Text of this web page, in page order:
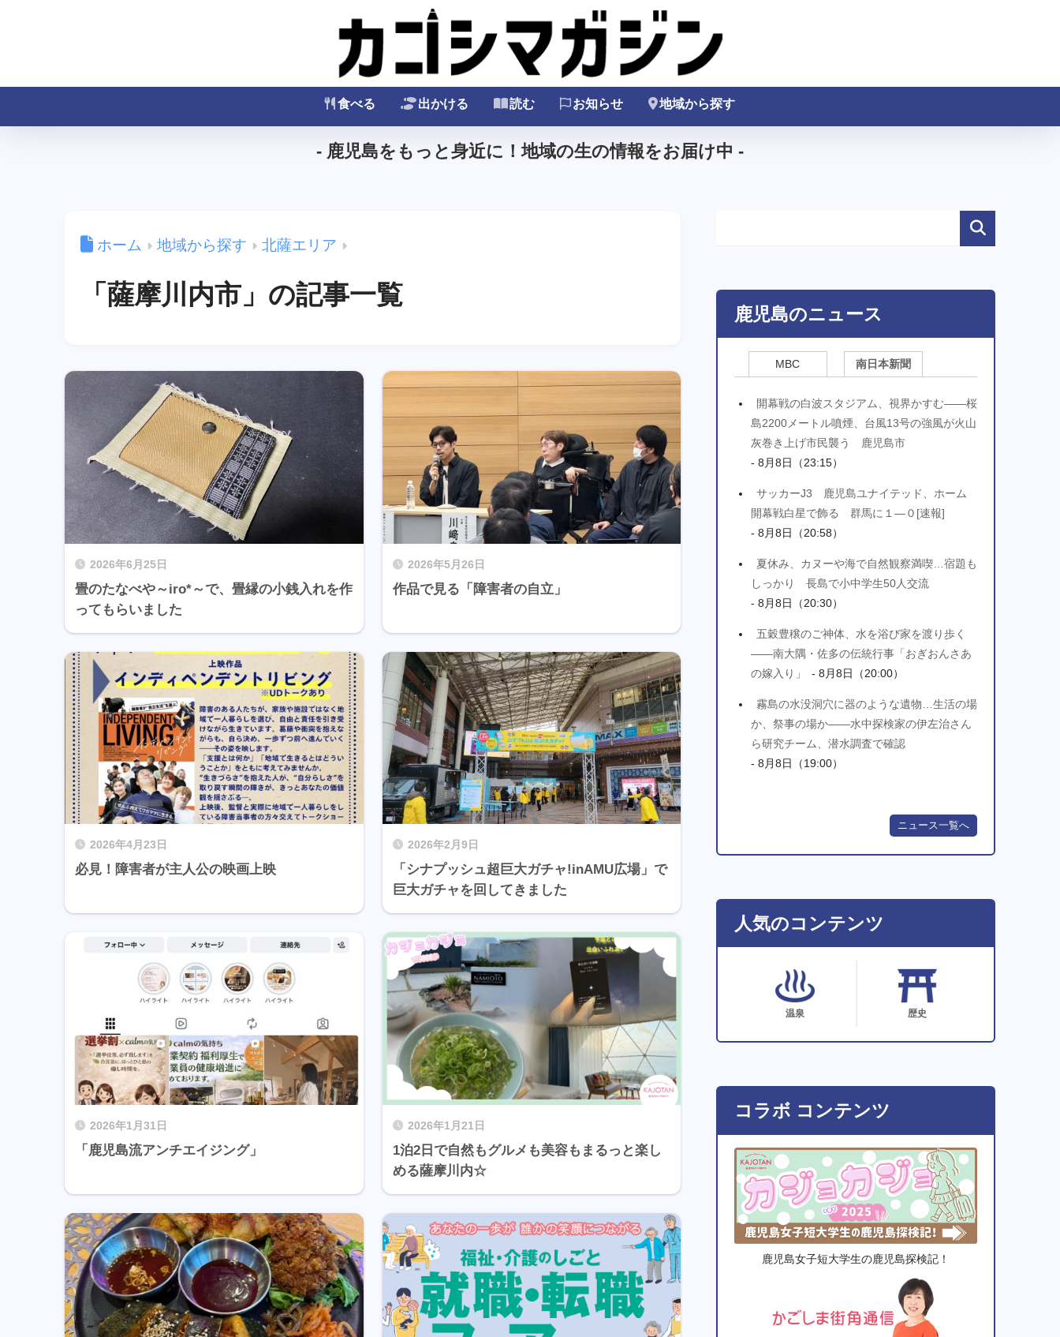
食べる 出かける 読む お知らせ 地域から探す
- 鹿児島をもっと身近に！地域の生の情報をお届け中 -
ホーム 地域から探す 北薩エリア
「薩摩川内市」の記事一覧
2026年6月25日
畳のたなべや～iro*～で、畳縁の小銭入れを作
ってもらいました
2026年5月26日
作品で見る「障害者の自立」
2026年4月23日
必見！障害者が主人公の映画上映
2026年2月9日
「シナプッシュ超巨大ガチャ!inAMU広場」で
巨大ガチャを回してきました
2026年1月31日
「鹿児島流アンチエイジング」
2026年1月21日
1泊2日で自然もグルメも美容もまるっと楽し
める薩摩川内☆
鹿児島のニュース
MBC 南日本新聞
開幕戦の白波スタジアム、視界かすむ――桜
島2200メートル噴煙、台風13号の強風が火山
灰巻き上げ市民襲う 鹿児島市
- 8月8日（23:15）
サッカーJ3 鹿児島ユナイテッド、ホーム
開幕戦白星で飾る 群馬に１―０[速報]
- 8月8日（20:58）
夏休み、カヌーや海で自然観察満喫…宿題も
しっかり 長島で小中学生50人交流
- 8月8日（20:30）
五穀豊穣のご神体、水を浴び家を渡り歩く
――南大隅・佐多の伝統行事「おぎおんさあ
の嫁入り」
- 8月8日（20:00）
霧島の水没洞穴に器のような遺物…生活の場
か、祭事の場か――水中探検家の伊左治さん
ら研究チーム、潜水調査で確認
- 8月8日（19:00）
ニュース一覧へ
人気のコンテンツ
温泉 歴史
コラボ コンテンツ
鹿児島女子短大学生の鹿児島探検記！